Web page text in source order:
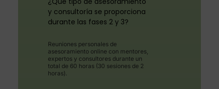
y consultoría se proporciona
durante las fases 2 y 3?
Reuniones personales de
asesoramiento online con mentores,
expertos y consultores durante un
total de 60 horas (30 sesiones de 2
horas).